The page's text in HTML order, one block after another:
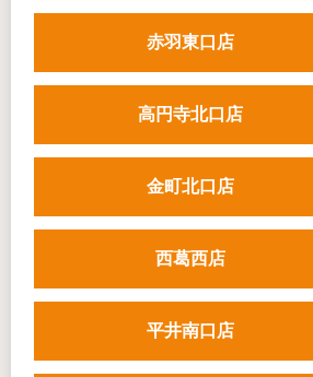
赤羽東口店
高円寺北口店
金町北口店
西葛西店
平井南口店